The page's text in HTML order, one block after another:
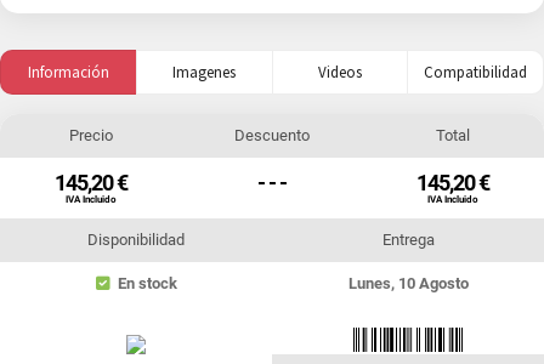
Información Imagenes Videos Compatibilidad
Precio
145,20 €
IVA Incluido
Descuento
- - -
Total
145,20 €
IVA Incluido
Disponibilidad
En stock
Entrega
Lunes, 10 Agosto